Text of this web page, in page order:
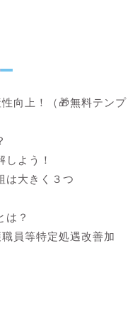
向上！（🎁無料テンプ
よう！
は大きく３つ
は？
員等特定処遇改善加